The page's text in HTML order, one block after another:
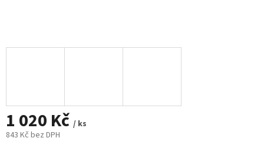
1 020 Kč / ks
843 Kč bez DPH